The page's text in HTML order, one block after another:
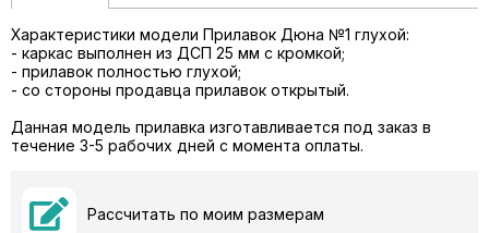
Характеристики модели Прилавок Дюна №1 глухой:
- каркас выполнен из ДСП 25 мм с кромкой;
- прилавок полностью глухой;
- со стороны продавца прилавок открытый.
Данная модель прилавка изготавливается под заказ в
течение 3-5 рабочих дней с момента оплаты.
Рассчитать по моим размерам